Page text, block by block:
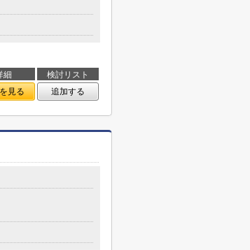
細
検討リスト
見る 追加する